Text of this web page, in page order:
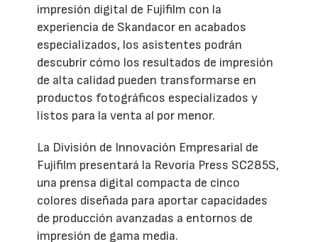
impresión digital de Fujifilm con la
experiencia de Skandacor en acabados
especializados, los asistentes podrán
descubrir cómo los resultados de impresión
de alta calidad pueden transformarse en
productos fotográficos especializados y
listos para la venta al por menor.
La División de Innovación Empresarial de
Fujifilm presentará la Revoria Press SC285S,
una prensa digital compacta de cinco
colores diseñada para aportar capacidades
de producción avanzadas a entornos de
impresión de gama media.